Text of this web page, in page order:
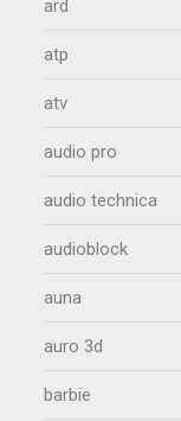
ard
atp
atv
audio pro
audio technica
audioblock
auna
auro 3d
barbie